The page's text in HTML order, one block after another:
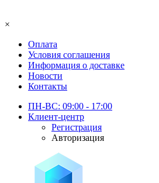
×
Оплата
Условия соглашения
Информация о доставке
Новости
Контакты
ПН-ВС: 09:00 - 17:00
Клиент-центр
Регистрация
Авторизация